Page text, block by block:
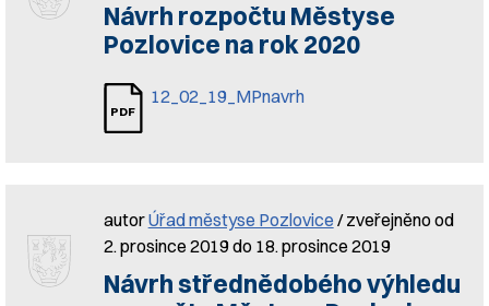
Návrh rozpočtu Městyse
Pozlovice na rok 2020
12_02_19_MPnavrh
autorÚřad městyse Pozlovice / zveřejněno od
2. prosince 2019 do 18. prosince 2019
Návrh střednědobého výhledu